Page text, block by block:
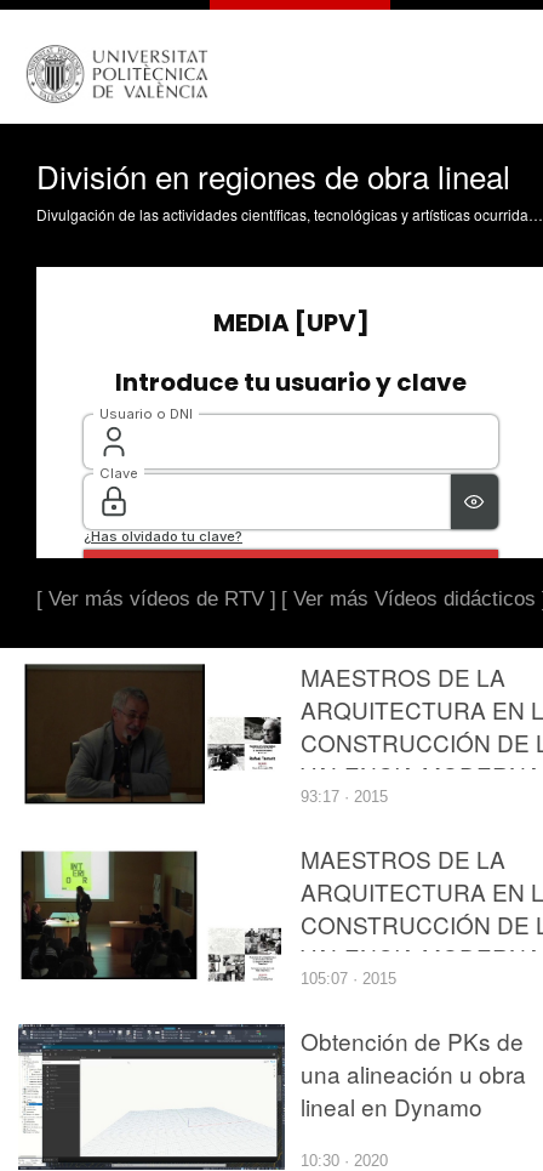
División en regiones de obra lineal
Divulgación de las actividades científicas, tecnológicas y artísticas ocurridas en los tres campus de la UPV
[ Ver más vídeos de RTV ] [ Ver más Vídeos didácticos
MAESTROS DE LA
ARQUITECTURA EN
CONSTRUCCIÓN DE
VALENCIA
OBRA PROPIA.
93:17 · 2015
MAESTROS DE LA
ARQUITECTURA EN
CONSTRUCCIÓN DE
VALENCIA
OBRA PROPIA .
105:07 · 2015
Obtención de PKs de
una alineación u obra
lineal en Dynamo
10:30 · 2020